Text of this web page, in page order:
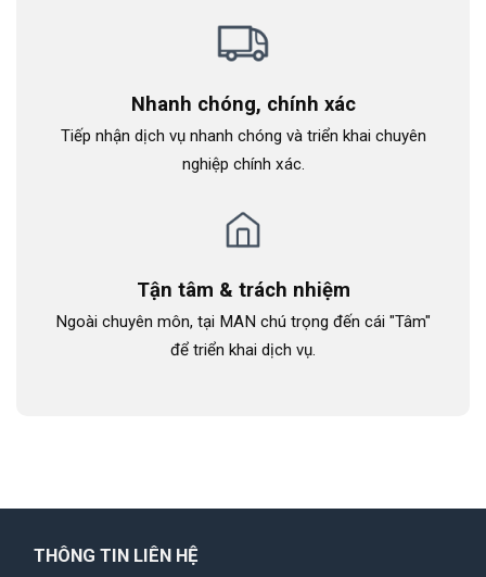
Nhanh chóng, chính xác
Tiếp nhận dịch vụ nhanh chóng và triển khai chuyên
nghiệp chính xác.
Tận tâm & trách nhiệm
Ngoài chuyên môn, tại MAN chú trọng đến cái "Tâm"
để triển khai dịch vụ.
THÔNG TIN LIÊN HỆ